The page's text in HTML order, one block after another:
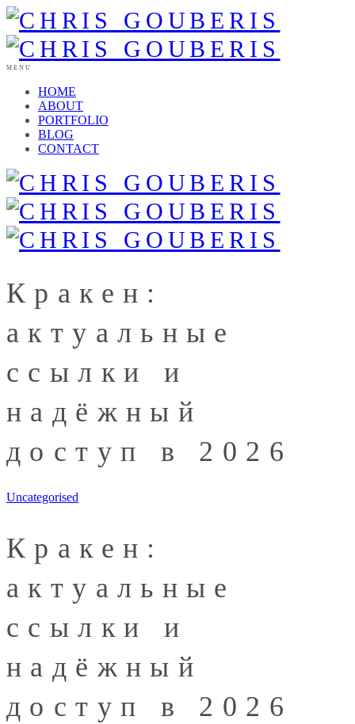
MENU
HOME
ABOUT
PORTFOLIO
BLOG
CONTACT
Кракен:
актуальные
ссылки и
надёжный
доступ в 2026
Uncategorised
Кракен:
актуальные
ссылки и
надёжный
доступ в 2026